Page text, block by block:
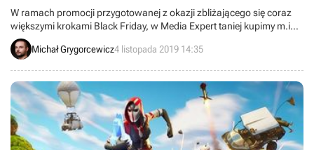
W ramach promocji przygotowanej z okazji zbliżającego się coraz
większymi krokami Black Friday, w Media Expert taniej kupimy m.in.
telewizory, głośniki przenośne, słuchawki i gamepady.
Michał Grygorcewicz4 listopada 2019 14:35